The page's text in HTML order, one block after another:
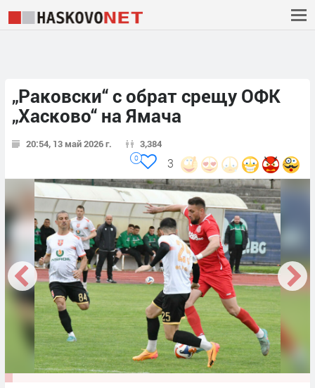
„Раковски“ с обрат срещу ОФК
„Хасково“ на Ямача
20:54, 13 май 2026 г. 3,384
3
0